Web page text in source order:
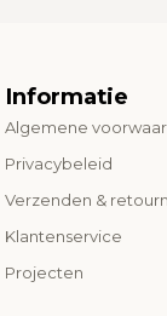
Informatie
Algemene
Privacybeleid
Verzenden &
Klantenservice
Projecten